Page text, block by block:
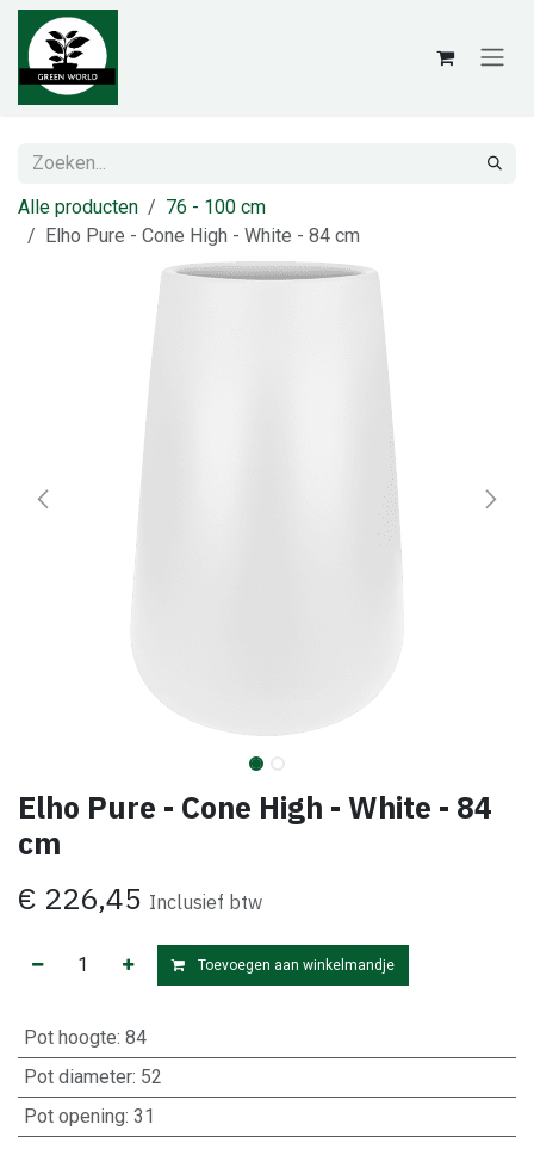
Overslaan naar inhoud
Alle producten
76 - 100 cm
Elho Pure - Cone High - White - 84 cm
Elho Pure - Cone High - White - 84
cm
€ 226,45 Inclusief btw
Toevoegen aan winkelmandje
Pot hoogte: 84
Pot diameter: 52
Pot opening: 31